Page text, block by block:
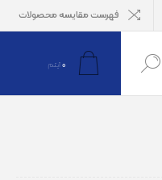
فهرست مقایسه محصولات
0آیتم